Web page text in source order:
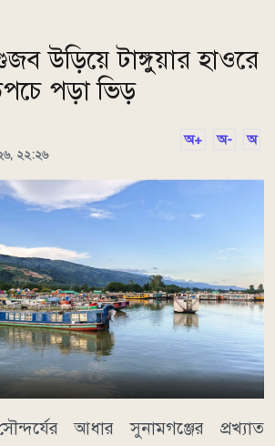
উড়িয়ে টাঙ্গুয়ার হাওরে
পড়া ভিড়
২২:২৬
অ+ অ- অ
আধার সুনামগঞ্জের প্রখ্যাত